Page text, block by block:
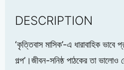
DESCRIPTION
‘কৃত্তিবাস মাসিক’-এ ধারাবাহিক ভাবে
গল্প’।জীবন-সনিষ্ঠ পাঠকের তা ভালোও